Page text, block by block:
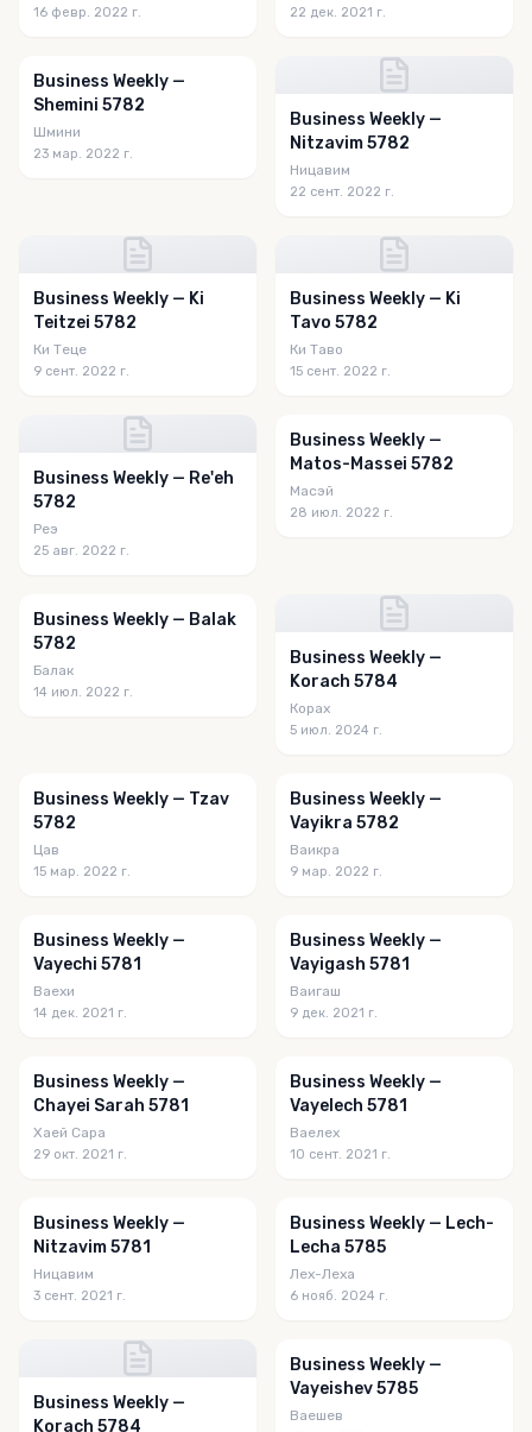
16 февр. 2022 г. 22 дек. 2021 г.
Business Weekly —
Shemini 5782
Шмини
23 мар. 2022 г.
Business Weekly —
Nitzavim 5782
Ницавим
22 сент. 2022 г.
Business Weekly — Ki
Teitzei 5782
Ки Теце
9 сент. 2022 г.
Business Weekly — Ki
Tavo 5782
Ки Таво
15 сент. 2022 г.
Business Weekly — Re'eh
5782
Реэ
25 авг. 2022 г.
Business Weekly —
Matos-Massei 5782
Масэй
28 июл. 2022 г.
Business Weekly — Balak
5782
Балак
14 июл. 2022 г.
Business Weekly —
Korach 5784
Корах
5 июл. 2024 г.
Business Weekly — Tzav
5782
Цав
15 мар. 2022 г.
Business Weekly —
Vayikra 5782
Ваикра
9 мар. 2022 г.
Business Weekly —
Vayechi 5781
Ваехи
14 дек. 2021 г.
Business Weekly —
Vayigash 5781
Ваигаш
9 дек. 2021 г.
Business Weekly —
Chayei Sarah 5781
Хаей Сара
29 окт. 2021 г.
Business Weekly —
Vayelech 5781
Ваелех
10 сент. 2021 г.
Business Weekly —
Nitzavim 5781
Ницавим
3 сент. 2021 г.
Business Weekly — Lech-
Lecha 5785
Лех-Леха
6 нояб. 2024 г.
Business Weekly —
Korach 5784
Business Weekly —
Vayeishev 5785
Ваешев